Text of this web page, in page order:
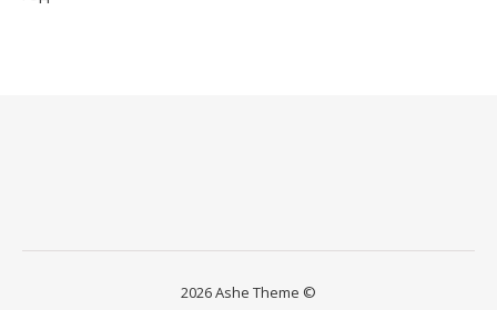
2026 Ashe Theme ©